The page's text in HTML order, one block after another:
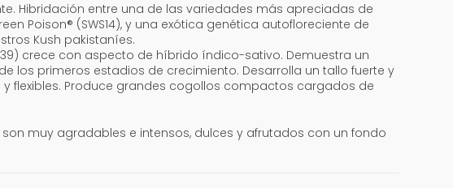
Hibridación entre una de las variedades más apreciadas de
Poison® (SWS14), y una exótica genética autofloreciente de
Kush pakistaníes.
crece con aspecto de híbrido índico-sativo. Demuestra un
los primeros estadios de crecimiento. Desarrolla un tallo fuerte y
flexibles. Produce grandes cogollos compactos cargados de
muy agradables e intensos, dulces y afrutados con un fondo